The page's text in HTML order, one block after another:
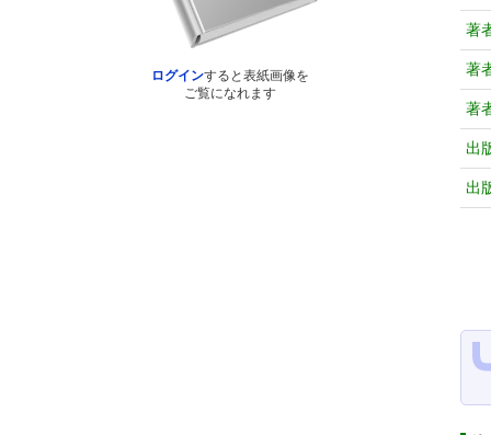
ログインすると表紙画像を
ご覧になれます
著
著
著
出
出